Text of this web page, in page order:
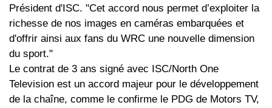
Président d'ISC. "Cet accord nous permet d’exploiter la
richesse de nos images en caméras embarquées et
d'offrir ainsi aux fans du WRC une nouvelle dimension
du sport."
Le contrat de 3 ans signé avec ISC/North One
Television est un accord majeur pour le développement
de la chaîne, comme le confirme le PDG de Motors TV,